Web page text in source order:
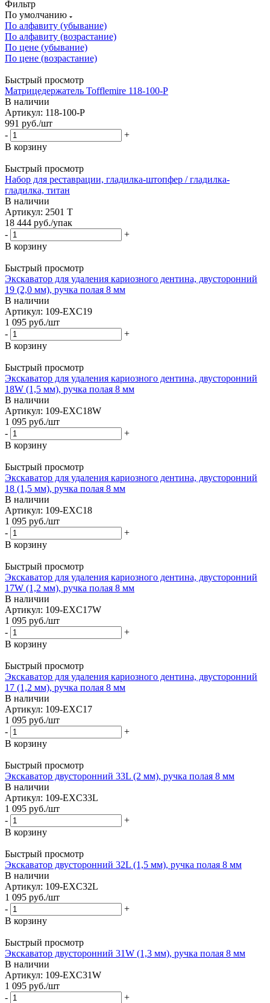
Фильтр
По умолчанию
По алфавиту (убывание)
По алфавиту (возрастание)
По цене (убывание)
По цене (возрастание)
Быстрый просмотр
Матрицедержатель Tofflemire 118-100-P
В наличии
Артикул: 118-100-P
991 руб./шт
-
+
В корзину
Быстрый просмотр
Набор для реставрации, гладилка-штопфер / гладилка-
гладилка, титан
В наличии
Артикул: 2501 T
18 444 руб./упак
-
+
В корзину
Быстрый просмотр
Экскаватор для удаления кариозного дентина, двусторонний
19 (2,0 мм), ручка полая 8 мм
В наличии
Артикул: 109-EXC19
1 095 руб./шт
-
+
В корзину
Быстрый просмотр
Экскаватор для удаления кариозного дентина, двусторонний
18W (1,5 мм), ручка полая 8 мм
В наличии
Артикул: 109-EXC18W
1 095 руб./шт
-
+
В корзину
Быстрый просмотр
Экскаватор для удаления кариозного дентина, двусторонний
18 (1,5 мм), ручка полая 8 мм
В наличии
Артикул: 109-EXC18
1 095 руб./шт
-
+
В корзину
Быстрый просмотр
Экскаватор для удаления кариозного дентина, двусторонний
17W (1,2 мм), ручка полая 8 мм
В наличии
Артикул: 109-EXC17W
1 095 руб./шт
-
+
В корзину
Быстрый просмотр
Экскаватор для удаления кариозного дентина, двусторонний
17 (1,2 мм), ручка полая 8 мм
В наличии
Артикул: 109-EXC17
1 095 руб./шт
-
+
В корзину
Быстрый просмотр
Экскаватор двусторонний 33L (2 мм), ручка полая 8 мм
В наличии
Артикул: 109-EXC33L
1 095 руб./шт
-
+
В корзину
Быстрый просмотр
Экскаватор двусторонний 32L (1,5 мм), ручка полая 8 мм
В наличии
Артикул: 109-EXC32L
1 095 руб./шт
-
+
В корзину
Быстрый просмотр
Экскаватор двусторонний 31W (1,3 мм), ручка полая 8 мм
В наличии
Артикул: 109-EXC31W
1 095 руб./шт
-
+